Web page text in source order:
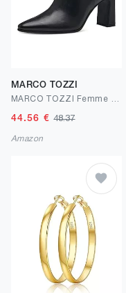
MARCO TOZZI
44.56 €48.37
Amazon